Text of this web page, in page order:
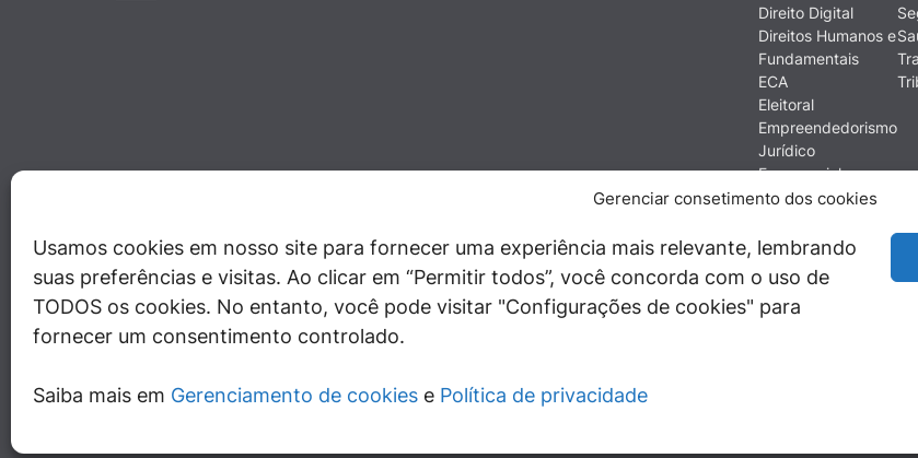
Gerenciar consetimento dos cookies
Usamos cookies em nosso site para fornecer uma experiência mais relevante, lembrando
suas preferências e visitas. Ao clicar em “Permitir todos”, você concorda com o uso de
TODOS os cookies. No entanto, você pode visitar "Configurações de cookies" para
fornecer um consentimento controlado.
Saiba mais em Gerenciamento de cookies e Política de privacidade
Direito Digital
Direitos Humanos e
Fundamentais
ECA
Eleitoral
Empreendedorismo
Jurídico
Empresarial
Ética
Financeiro e
História do Direito
Imobiliário